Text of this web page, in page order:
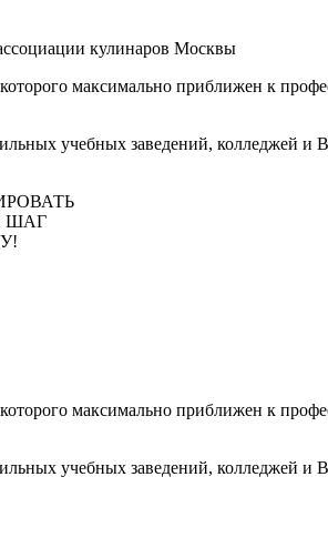
кулинаров Москвы
максимально приближен к
учебных заведений, колледжей и
ШАГ
максимально приближен к
учебных заведений, колледжей и